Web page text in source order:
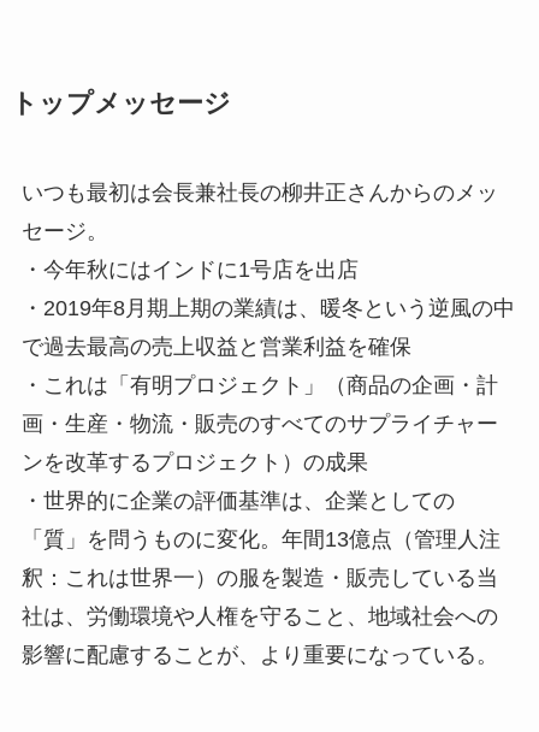
トップメッセージ
いつも最初は会長兼社長の柳井正さんからのメッ
セージ。
・今年秋にはインドに1号店を出店
・2019年8月期上期の業績は、暖冬という逆風の中
で過去最高の売上収益と営業利益を確保
・これは「有明プロジェクト」（商品の企画・計
画・生産・物流・販売のすべてのサプライチャー
ンを改革するプロジェクト）の成果
・世界的に企業の評価基準は、企業としての
「質」を問うものに変化。年間13億点（管理人注
釈：これは世界一）の服を製造・販売している当
社は、労働環境や人権を守ること、地域社会への
影響に配慮することが、より重要になっている。